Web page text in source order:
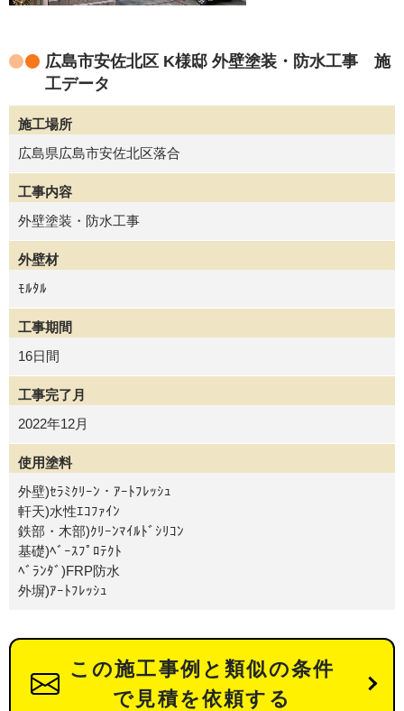
広島市安佐北区 K様邸 外壁塗装・防水工事 施
工データ
施工場所
広島県広島市安佐北区落合
工事内容
外壁塗装・防水工事
外壁材
ﾓﾙﾀﾙ
工事期間
16日間
工事完了月
2022年12月
使用塗料
外壁)ｾﾗﾐｸﾘｰﾝ・ｱｰﾄﾌﾚｯｼｭ
軒天)水性ｴｺﾌｧｲﾝ
鉄部・木部)ｸﾘｰﾝﾏｲﾙﾄﾞｼﾘｺﾝ
基礎)ﾍﾞｰｽﾌﾟﾛﾃｸﾄ
ﾍﾞﾗﾝﾀﾞ)FRP防水
外塀)ｱｰﾄﾌﾚｯｼｭ
この施工事例と類似の条件
で見積を依頼する